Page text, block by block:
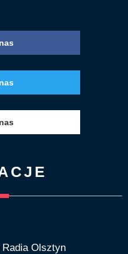
Olsztyn